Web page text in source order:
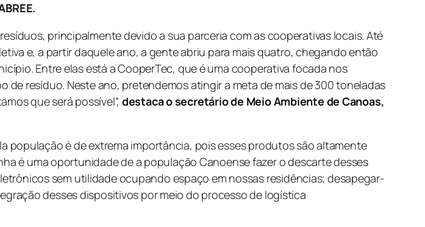
principalmente devido a sua parceria com as cooperativas locais. Até
e, a partir daquele ano, a gente abriu para mais quatro, chegando então
Entre elas está a CooperTec, que é uma cooperativa focada nos
resíduo. Neste ano, pretendemos atingir a meta de mais de 300 toneladas
que será possível”, destaca o secretário de Meio Ambiente de Canoas,
população é de extrema importância, pois esses produtos são altamente
é uma oportunidade de a população Canoense fazer o descarte desses
sem utilidade ocupando espaço em nossas residências; desapegar-
desses dispositivos por meio do processo de logística